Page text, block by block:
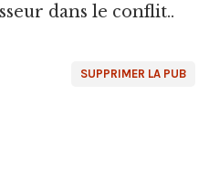
dans le conflit..
SUPPRIMER LA PUB